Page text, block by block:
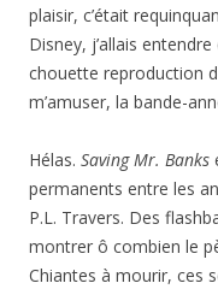
plaisir, c’était
Disney, j’allais
chouette reproduction
m’amuser, la bande-
Hélas. Saving Mr. Banks
permanents entre les
P.L. Travers. Des
montrer ô combien le
Chiantes à mourir, ces